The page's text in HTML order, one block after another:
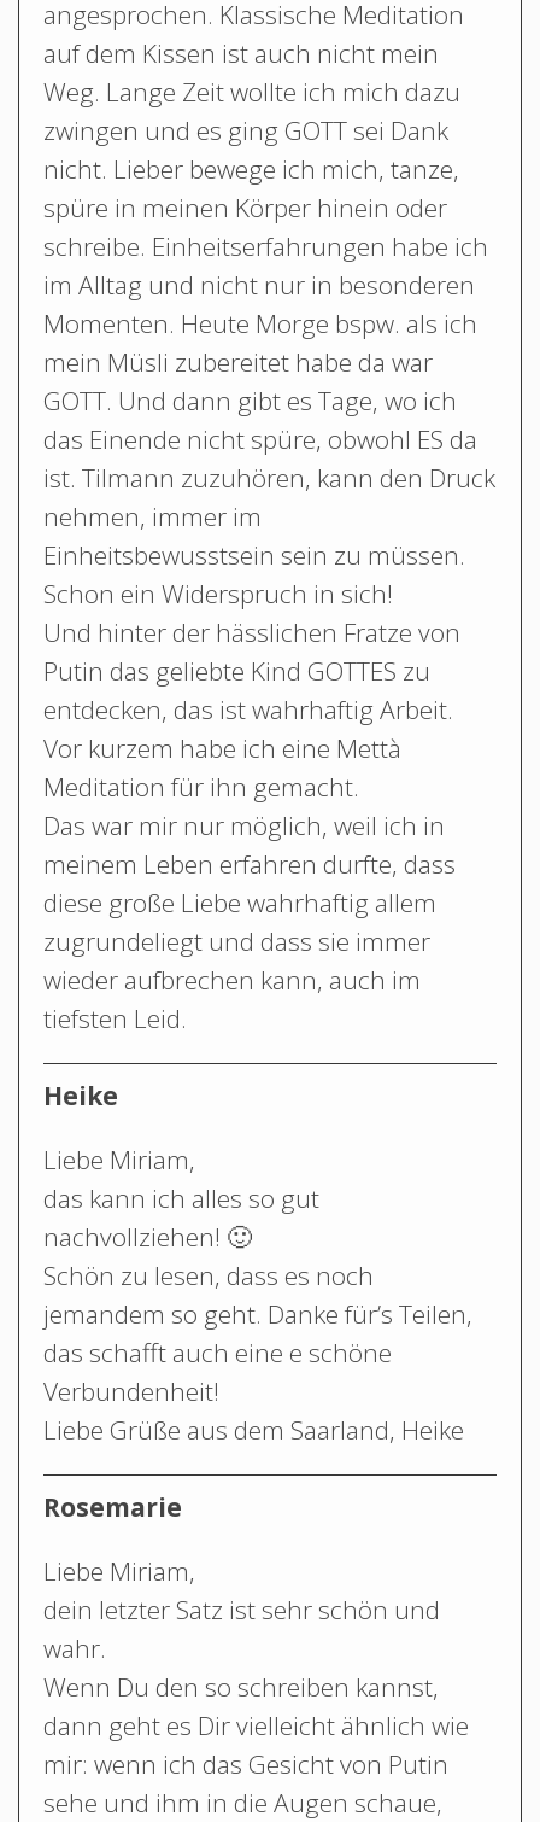
angesprochen. Klassische Meditation
auf dem Kissen ist auch nicht mein
Weg. Lange Zeit wollte ich mich dazu
zwingen und es ging GOTT sei Dank
nicht. Lieber bewege ich mich, tanze,
spüre in meinen Körper hinein oder
schreibe. Einheitserfahrungen habe ich
im Alltag und nicht nur in besonderen
Momenten. Heute Morge bspw. als ich
mein Müsli zubereitet habe da war
GOTT. Und dann gibt es Tage, wo ich
das Einende nicht spüre, obwohl ES da
ist. Tilmann zuzuhören, kann den Druck
nehmen, immer im
Einheitsbewusstsein sein zu müssen.
Schon ein Widerspruch in sich!
Und hinter der hässlichen Fratze von
Putin das geliebte Kind GOTTES zu
entdecken, das ist wahrhaftig Arbeit.
Vor kurzem habe ich eine Mettà
Meditation für ihn gemacht.
Das war mir nur möglich, weil ich in
meinem Leben erfahren durfte, dass
diese große Liebe wahrhaftig allem
zugrundeliegt und dass sie immer
wieder aufbrechen kann, auch im
tiefsten Leid.
Heike
Liebe Miriam,
das kann ich alles so gut
nachvollziehen! 🙂
Schön zu lesen, dass es noch
jemandem so geht. Danke für’s Teilen,
das schafft auch eine e schöne
Verbundenheit!
Liebe Grüße aus dem Saarland, Heike
Rosemarie
Liebe Miriam,
dein letzter Satz ist sehr schön und
wahr.
Wenn Du den so schreiben kannst,
dann geht es Dir vielleicht ähnlich wie
mir: wenn ich das Gesicht von Putin
sehe und ihm in die Augen schaue,